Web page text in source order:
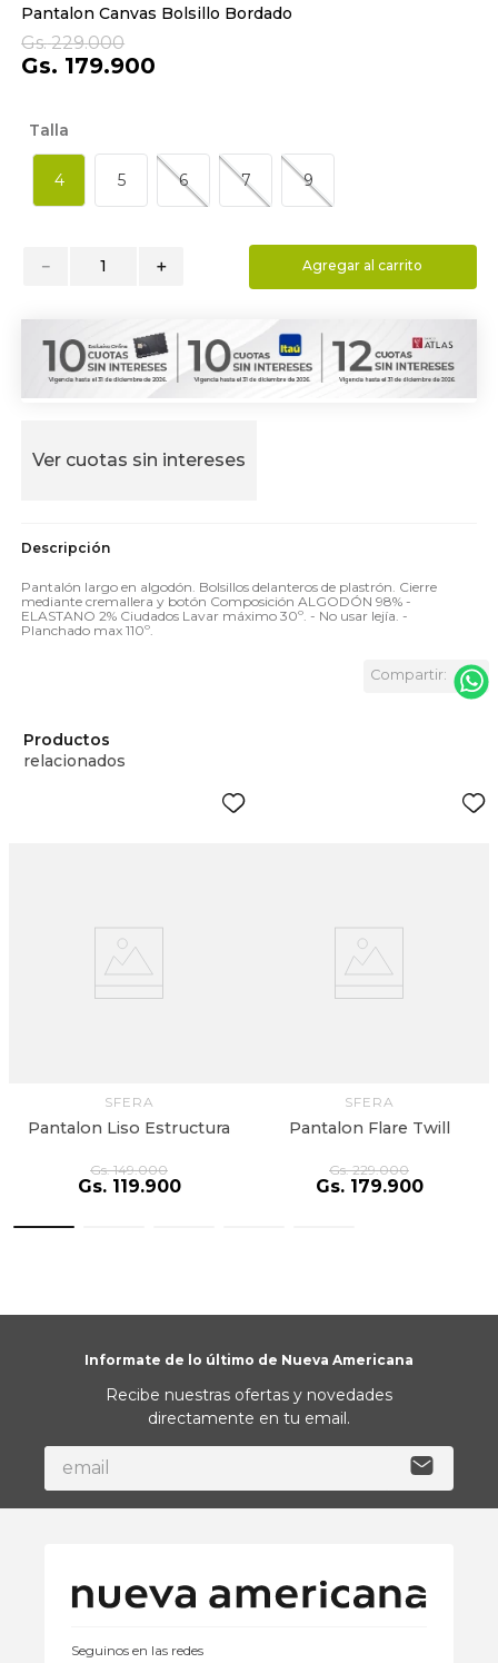
Pantalon Canvas Bolsillo Bordado
Gs. 229.000
Gs. 179.900
Talla
4 5 6 7 9
＋
－ Agregar al carrito
Ver cuotas sin intereses
Pantalón largo en algodón. Bolsillos delanteros de plastrón. Cierre
mediante cremallera y botón Composición ALGODÓN 98% -
ELASTANO 2% Ciudados Lavar máximo 30º. - No usar lejía. -
Planchado max 110º.
Productos
relacionados
SFERA
Pantalon Liso Estructura
Gs. 149.000
Gs. 119.900
SFERA
Pantalon Flare Twill
Gs. 229.000
Gs. 179.900
Informate de lo último de Nueva Americana
Recibe nuestras ofertas y novedades
directamente en tu email.
Seguinos en las redes
9.
hydrate
10. toalla